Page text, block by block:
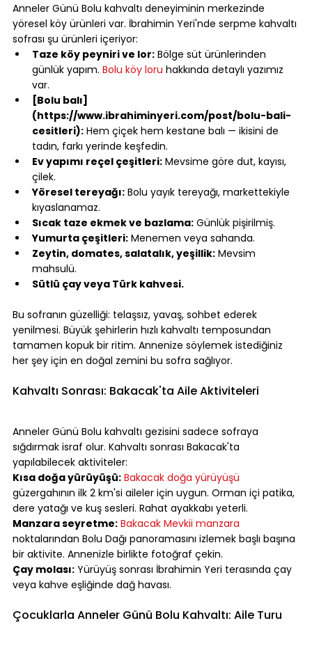
Anneler Günü Bolu kahvaltı deneyiminin merkezinde
yöresel köy ürünleri var. İbrahimin Yeri'nde serpme kahvaltı
sofrası şu ürünleri içeriyor:
Taze köy peyniri ve lor: Bölge süt ürünlerinden
günlük yapım. Bolu köy loru hakkında detaylı yazımız
var.
[Bolu balı]
(https://www.ibrahiminyeri.com/post/bolu-bali-
cesitleri): Hem çiçek hem kestane balı — ikisini de
tadın, farkı yerinde keşfedin.
Ev yapımı reçel çeşitleri: Mevsime göre dut, kayısı,
çilek.
Yöresel tereyağı: Bolu yayık tereyağı, markettekiyle
kıyaslanamaz.
Sıcak taze ekmek ve bazlama: Günlük pişirilmiş.
Yumurta çeşitleri: Menemen veya sahanda.
Zeytin, domates, salatalık, yeşillik: Mevsim
mahsulü.
Sütlü çay veya Türk kahvesi.
Bu sofranın güzelliği: telaşsız, yavaş, sohbet ederek
yenilmesi. Büyük şehirlerin hızlı kahvaltı temposundan
tamamen kopuk bir ritim. Annenize söylemek istediğiniz
her şey için en doğal zemini bu sofra sağlıyor.
Kahvaltı Sonrası: Bakacak'ta Aile Aktiviteleri
Anneler Günü Bolu kahvaltı gezisini sadece sofraya
sığdırmak israf olur. Kahvaltı sonrası Bakacak'ta
yapılabilecek aktiviteler:
Kısa doğa yürüyüşü: Bakacak doğa yürüyüşü
güzergahının ilk 2 km'si aileler için uygun. Orman içi patika,
dere yatağı ve kuş sesleri. Rahat ayakkabı yeterli.
Manzara seyretme: Bakacak Mevkii manzara
noktalarından Bolu Dağı panoramasını izlemek başlı başına
bir aktivite. Annenizle birlikte fotoğraf çekin.
Çay molası: Yürüyüş sonrası İbrahimin Yeri terasında çay
veya kahve eşliğinde dağ havası.
Çocuklarla Anneler Günü Bolu Kahvaltı: Aile Turu